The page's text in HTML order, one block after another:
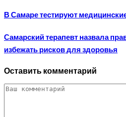
В Самаре тестируют
Самарский терапевт назвала
избежать рисков для здоровья
Оставить комментарий